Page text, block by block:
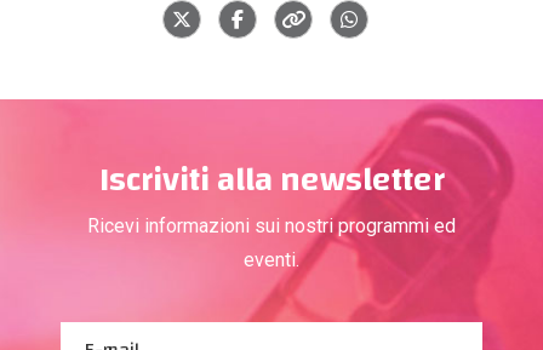
Iscriviti alla newsletter
Ricevi informazioni sui nostri programmi ed
eventi.